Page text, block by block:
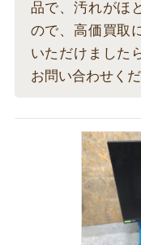
品で、汚れがほ
ので、高価買取
いただけました
お問い合わせくだ